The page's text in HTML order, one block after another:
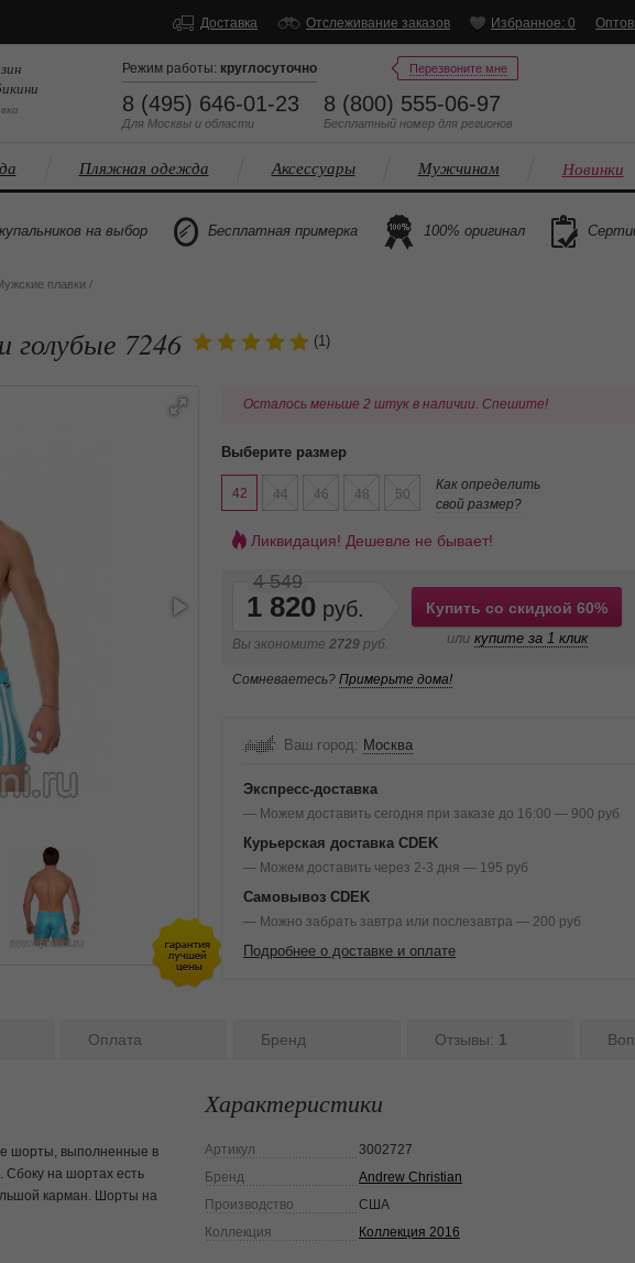
Доставка Отслеживание заказов Избранное: 0
Режим работы: круглосуточно
8 (495) 646-01-23
Для Москвы и области
8 (800) 555-06-97
Бесплатный номер для регионов
Перезвоните мне
Пляжная одежда Аксессуары Мужчинам Новинки
на выбор Бесплатная примерка 100% оригинал
плавки /
голубые 7246 (1)
Осталось меньше 2 штук в наличии. Спешите!
Выберите размер
42 44 46 48 50
Как определить
свой размер?
Ликвидация! Дешевле не бывает!
1 820
4 549
Вы экономите 2729 руб.
Купить со скидкой 60%
или купите за 1 клик
Сомневаетесь? Примерьте дома!
Ваш город: Москва
Экспресс-доставка
— Можем доставить сегодня при заказе до 16:00 — 900 руб
Курьерская доставка CDEK
— Можем доставить через 2-3 дня — 195 руб
Самовывоз CDEK
— Можно забрать завтра или послезавтра — 200 руб
Подробнее о доставке и оплате
Оплата Бренд Отзывы: 1
шорты, выполненные в
Сбоку на шортах есть
карман. Шорты на
Характеристики
Артикул
3002727
Бренд
Andrew Christian
Производство
США
Коллекция
Коллекция 2016